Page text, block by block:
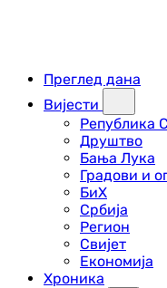
Преглед дана
Вијести
Република
Друштво
Бања Лука
Градови и
БиХ
Србија
Регион
Свијет
Економија
Хроника